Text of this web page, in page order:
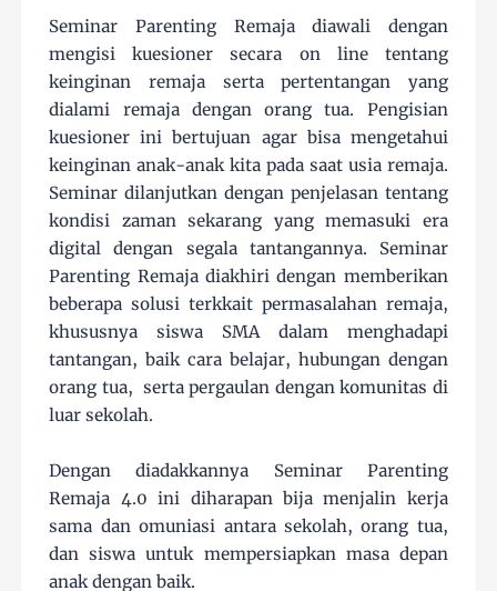
Seminar Parenting Remaja diawali dengan
mengisi kuesioner secara on line tentang
keinginan remaja serta pertentangan yang
dialami remaja dengan orang tua. Pengisian
kuesioner ini bertujuan agar bisa mengetahui
keinginan anak-anak kita pada saat usia remaja.
Seminar dilanjutkan dengan penjelasan tentang
kondisi zaman sekarang yang memasuki era
digital dengan segala tantangannya. Seminar
Parenting Remaja diakhiri dengan memberikan
beberapa solusi terkkait permasalahan remaja,
khususnya siswa SMA dalam menghadapi
tantangan, baik cara belajar, hubungan dengan
orang tua, serta pergaulan dengan komunitas di
luar sekolah.
Dengan diadakkannya Seminar Parenting
Remaja 4.0 ini diharapan bija menjalin kerja
sama dan omuniasi antara sekolah, orang tua,
dan siswa untuk mempersiapkan masa depan
anak dengan baik.